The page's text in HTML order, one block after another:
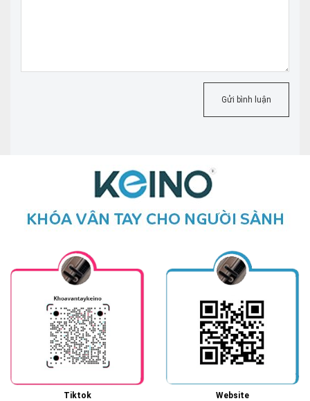
Gửi bình luận
Tiktok
Website